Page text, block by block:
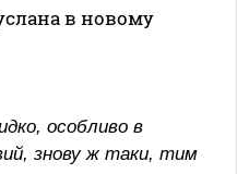
в новому
особливо в
знову ж таки, тим